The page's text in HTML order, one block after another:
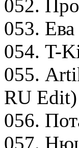
052.
053.
054. T-
055.
RU Edit)
056.
057.